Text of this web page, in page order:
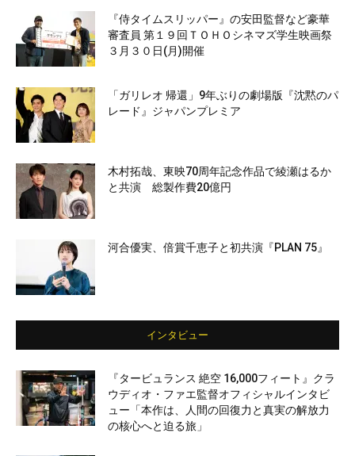
『侍タイムスリッパー』の安田監督など豪華
審査員 第１９回ＴＯＨＯシネマズ学生映画祭
３月３０日(月)開催
「ガリレオ 帰還」9年ぶりの劇場版『沈黙のパ
レード』ジャパンプレミア
木村拓哉、東映70周年記念作品で綾瀬はるか
と共演 総製作費20億円
河合優実、倍賞千恵子と初共演『PLAN 75』
インタビュー
『タービュランス 絶空 16,000フィート』クラ
ウディオ・ファエ監督オフィシャルインタビ
ュー「本作は、人間の回復力と真実の解放力
の核心へと迫る旅」